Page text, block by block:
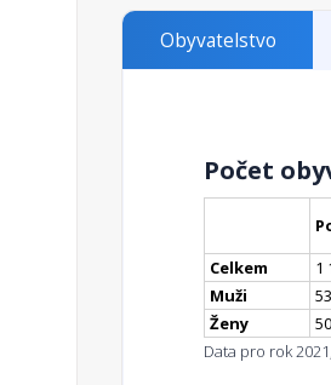
Obyvatelstvo
Počet
Celkem
1
Muži
Ženy
Data pro rok